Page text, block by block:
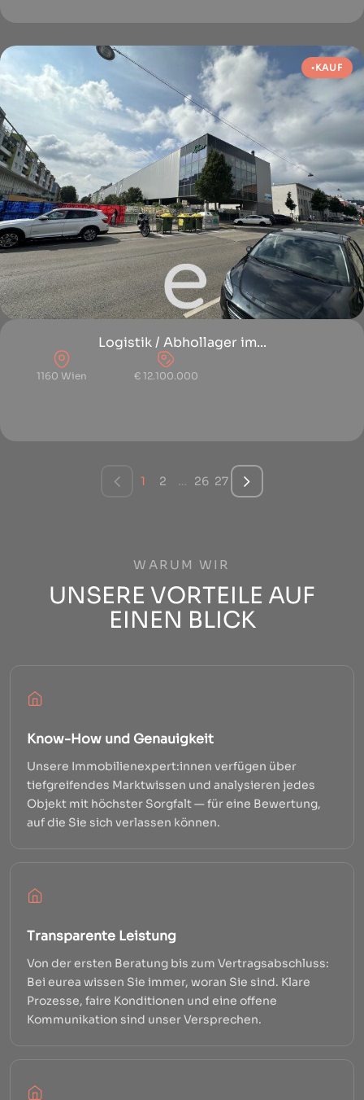
KAUF
Logistik / Abhollager im...
1160 Wien € 12.100.000
1 2 … 26 27
WARUM WIR
UNSERE VORTEILE AUF
EINEN BLICK
Know-How und Genauigkeit
Unsere Immobilienexpert:innen verfügen über
tiefgreifendes Marktwissen und analysieren jedes
Objekt mit höchster Sorgfalt — für eine Bewertung,
auf die Sie sich verlassen können.
Transparente Leistung
Von der ersten Beratung bis zum Vertragsabschluss:
Bei eurea wissen Sie immer, woran Sie sind. Klare
Prozesse, faire Konditionen und eine offene
Kommunikation sind unser Versprechen.